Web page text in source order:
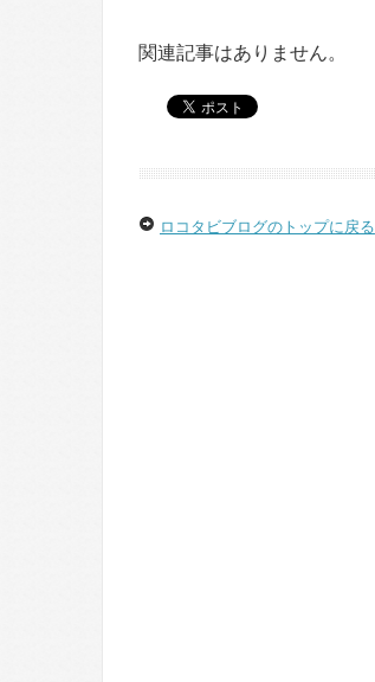
関連記事はありません。
ロコタビブログのトップに戻る